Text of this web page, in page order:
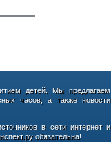
детей. Мы предлагаем
часов, а также новости
в сети интернет и
обязательна!